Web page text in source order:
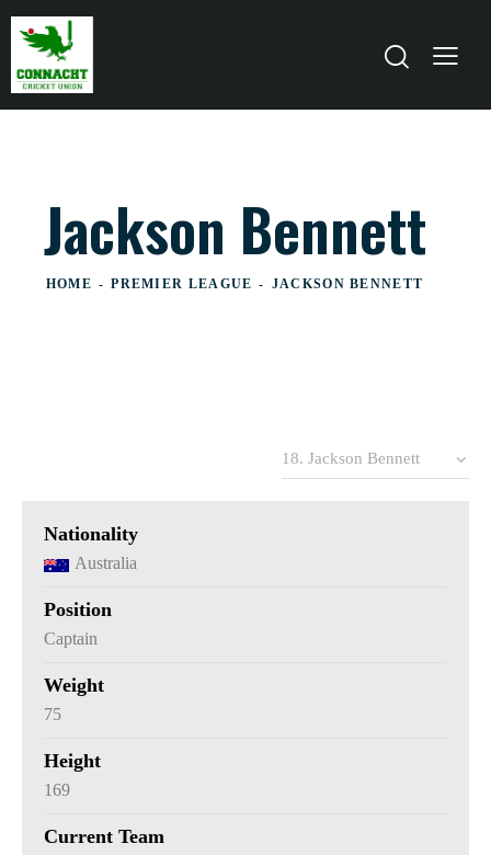
Jackson Bennett
HOME PREMIER LEAGUE JACKSON BENNETT
Nationality
Australia
Position
Captain
Weight
75
Height
169
Current Team